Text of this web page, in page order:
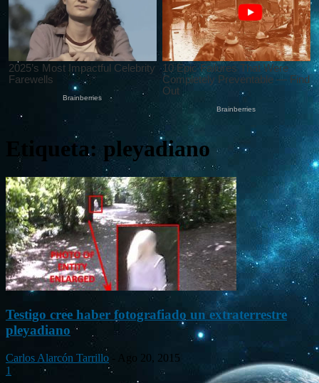
Etiqueta: pleyadiano
Testigo cree haber fotografiado un extraterrestre
pleyadiano
Carlos Alarcón Tarrillo
Ago 20, 2015
1